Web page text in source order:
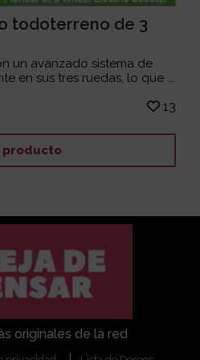
todoterreno de 3
un avanzado sistema de
en sus tres ruedas, lo que ...
13
producto
originales de la red